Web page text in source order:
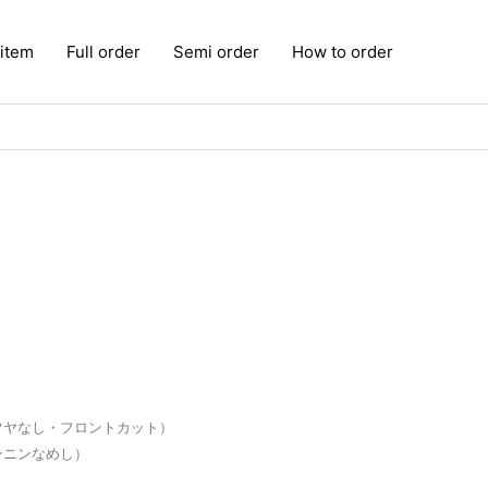
Full order Semi order How to order
なし・フロントカット）
ンなめし）